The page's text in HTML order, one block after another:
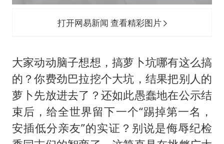
打开网易新闻 查看精彩图片
大家动动脑子想想，搞萝卜坑哪有这么搞
的？你费劲巴拉挖个大坑，结果把别人的
萝卜先放进去了？还如此愚蠢地在公示结
束后，给全世界留下一个“踢掉第一名，
安插低分亲友”的实证？别说是侮辱纪检